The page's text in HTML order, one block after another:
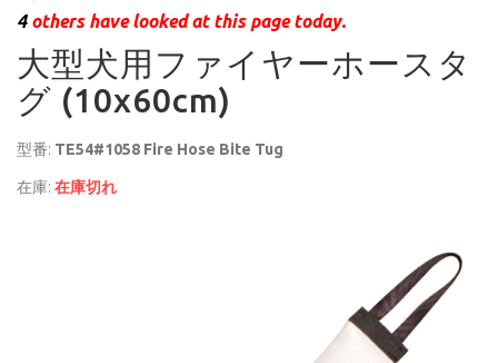
4others have looked at this page today.
大型犬用ファイヤーホースタ
グ (10x60cm)
型番: TE54#1058 Fire Hose Bite Tug
在庫: 在庫切れ